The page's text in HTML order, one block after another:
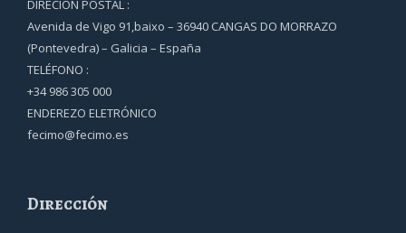
DIRECIÓN POSTAL :
Avenida de Vigo 91,baixo – 36940 CANGAS DO MORRAZO
(Pontevedra) – Galicia – España
TELÉFONO :
+34 986 305 000
ENDEREZO ELETRÓNICO
fecimo@fecimo.es
Dirección